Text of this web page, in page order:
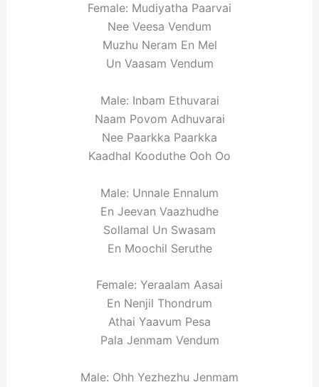
Female: Mudiyatha Paarvai
Nee Veesa Vendum
Muzhu Neram En Mel
Un Vaasam Vendum
Male: Inbam Ethuvarai
Naam Povom Adhuvarai
Nee Paarkka Paarkka
Kaadhal Kooduthe Ooh Oo
Male: Unnale Ennalum
En Jeevan Vaazhudhe
Sollamal Un Swasam
En Moochil Seruthe
Female: Yeraalam Aasai
En Nenjil Thondrum
Athai Yaavum Pesa
Pala Jenmam Vendum
Male: Ohh Yezhezhu Jenmam